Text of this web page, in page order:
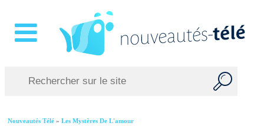
Nouveautés Télé »Les Mystères De L'amour